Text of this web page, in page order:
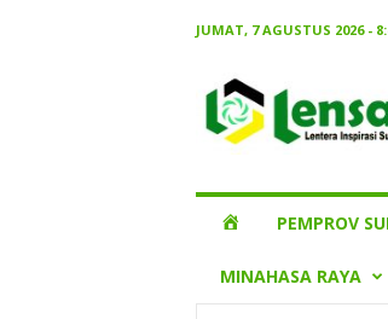
JUMAT, 7 AGUSTUS 2026 -
Sulut
HOMEPEMPROV
MINAHASA RAYA